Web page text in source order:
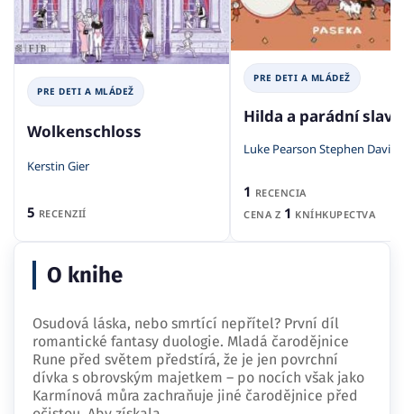
PRE DETI A MLÁDEŽ
Wolkenschloss
Kerstin Gier
5 RECENZIÍ
PRE DETI A MLÁDEŽ
Hilda a parádní
Luke Pearson Stephen Davies
1 RECENCIA
CENA Z 1 KNÍHKUPECTVA
O knihe
Osudová láska, nebo smrtící nepřítel? První díl
romantické fantasy duologie. Mladá čarodějnice
Rune před světem předstírá, že je jen povrchní
dívka s obrovským majetkem – po nocích však jako
Karmínová můra zachraňuje jiné čarodějnice před